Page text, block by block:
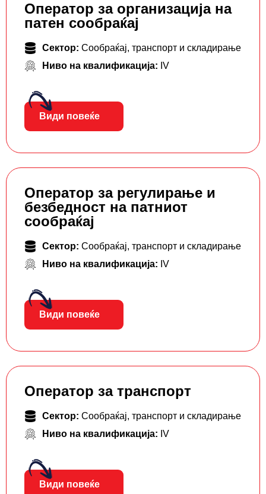
Оператор за организација на
патен сообраќај
Сектор: Сообраќај, транспорт и складирање
Ниво на квалификација: IV
Види повеќе
Оператор за регулирање и
безбедност на патниот
сообраќај
Сектор: Сообраќај, транспорт и складирање
Ниво на квалификација: IV
Види повеќе
Оператор за транспорт
Сектор: Сообраќај, транспорт и складирање
Ниво на квалификација: IV
Види повеќе